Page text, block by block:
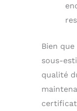
Bien
sous-
qualité